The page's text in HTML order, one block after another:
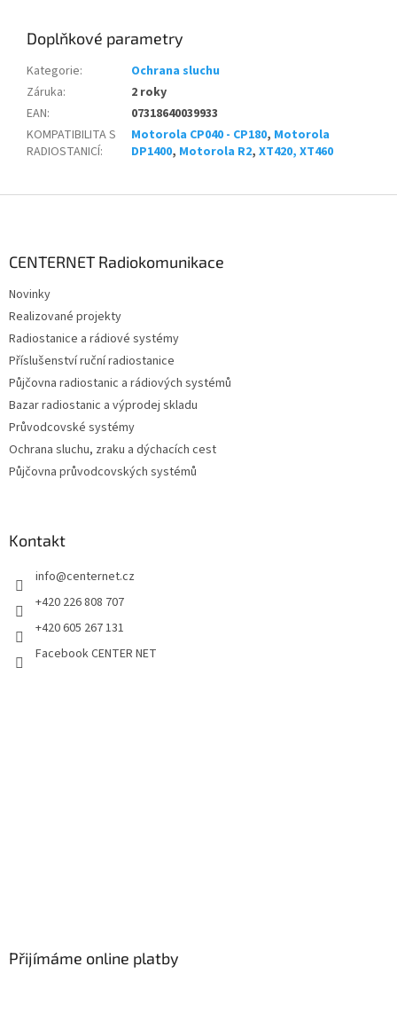
Doplňkové parametry
Kategorie:
Ochrana sluchu
Záruka:
2 roky
EAN:
07318640039933
KOMPATIBILITA S
RADIOSTANICÍ:
Motorola CP040 - CP180, Motorola
DP1400, Motorola R2, XT420, XT460
CENTERNET Radiokomunikace
Novinky
Realizované projekty
Radiostanice a rádiové systémy
Příslušenství ruční radiostanice
Půjčovna radiostanic a rádiových systémů
Bazar radiostanic a výprodej skladu
Průvodcovské systémy
Ochrana sluchu, zraku a dýchacích cest
Půjčovna průvodcovských systémů
Kontakt
info@centernet.cz
+420 226 808 707
+420 605 267 131
Facebook CENTER NET
Přijímáme online platby